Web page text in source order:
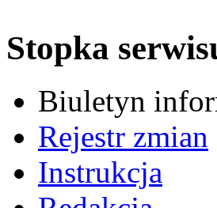
Stopka
Biuletyn
Rejestr zmian
Instrukcja